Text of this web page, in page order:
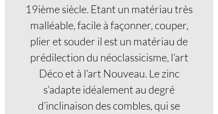
19ième siècle. Etant un matériau très
malléable, facile à façonner, couper,
plier et souder il est un matériau de
prédilection du néoclassicisme, l’art
Déco et à l’art Nouveau. Le zinc
s’adapte idéalement au degré
d’inclinaison des combles, qui se